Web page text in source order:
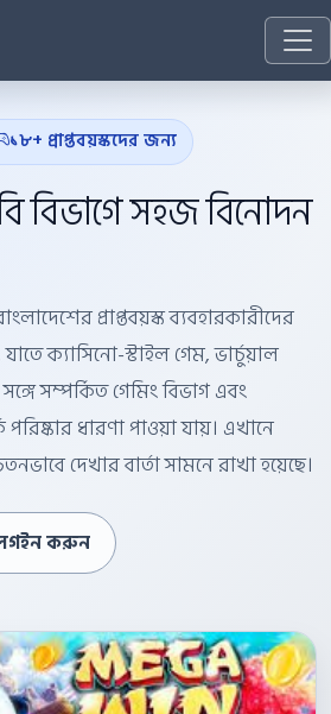
১৮+ প্রাপ্তবয়স্কদের জন্য
বিভাগে সহজ বিনোদন
প্রাপ্তবয়স্ক ব্যবহারকারীদের
ক্যাসিনো-স্টাইল গেম, ভার্চুয়াল
সম্পর্কিত গেমিং বিভাগ এবং
ধারণা পাওয়া যায়। এখানে
দেখার বার্তা সামনে রাখা হয়েছে।
করুন